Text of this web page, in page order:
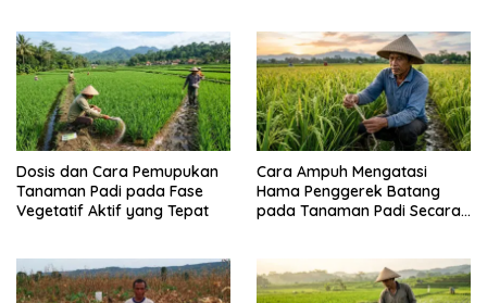
Dosis dan Cara Pemupukan
Tanaman Padi pada Fase
Vegetatif Aktif yang Tepat
Cara Ampuh Mengatasi
Hama Penggerek Batang
pada Tanaman Padi Secara